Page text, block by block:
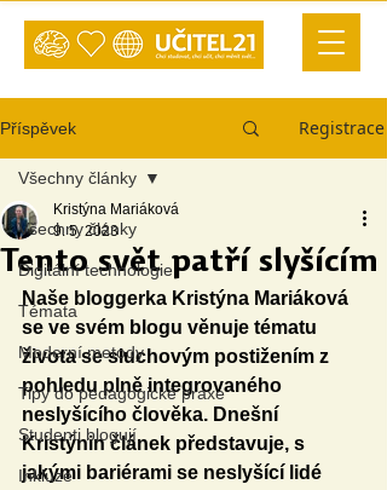
Příspěvek Registrace
Všechny články
Digitální technologie
Témata
Moderní metody
Tipy do pedagogické praxe
Studenti blogují
Inkluze
Všechny články
Tento svět patří slyšícím
Kristýna Mariáková
9. 5. 2023
Naše bloggerka Kristýna Mariáková
se ve svém blogu věnuje tématu
života se sluchovým postižením z
pohledu plně integrovaného
neslyšícího člověka. Dnešní
Kristýnin článek představuje, s
jakými bariérami se neslyšící lidé